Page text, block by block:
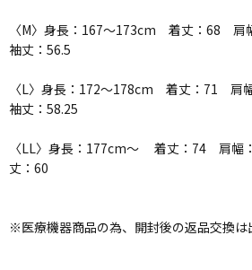
〈M〉身長：167～173cm 着丈：68
袖丈：56.5
〈L〉身長：172～178cm 着丈：71 肩
袖丈：58.25
〈LL〉身長：177cm～ 着丈：74 肩
丈：60
※医療機器商品の為、開封後の返品交換は